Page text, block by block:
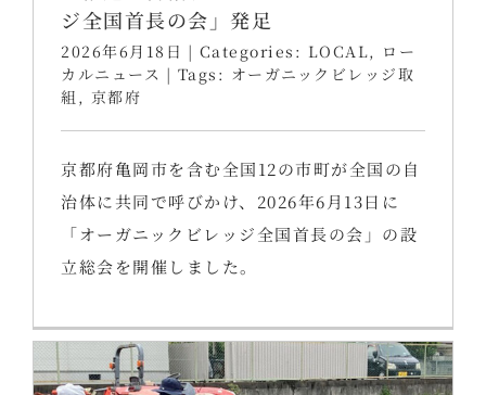
ジ全国首長の会」発足
2026年6月18日 | Categories: LOCAL, ロー
カルニュース | Tags: オーガニックビレッジ取
組 , 京都府
京都府亀岡市を含む全国12の市町が全国の自
治体に共同で呼びかけ、2026年6月13日に
「オーガニックビレッジ全国首長の会」の設
立総会を開催しました。